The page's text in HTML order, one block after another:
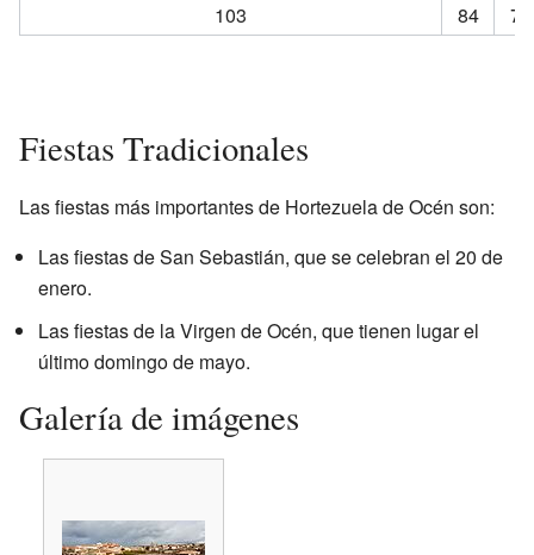
103
84 79
Fiestas Tradicionales
Las fiestas más importantes de Hortezuela de Océn son:
Las fiestas de San Sebastián, que se celebran el 20 de
enero.
Las fiestas de la Virgen de Océn, que tienen lugar el
último domingo de mayo.
Galería de imágenes